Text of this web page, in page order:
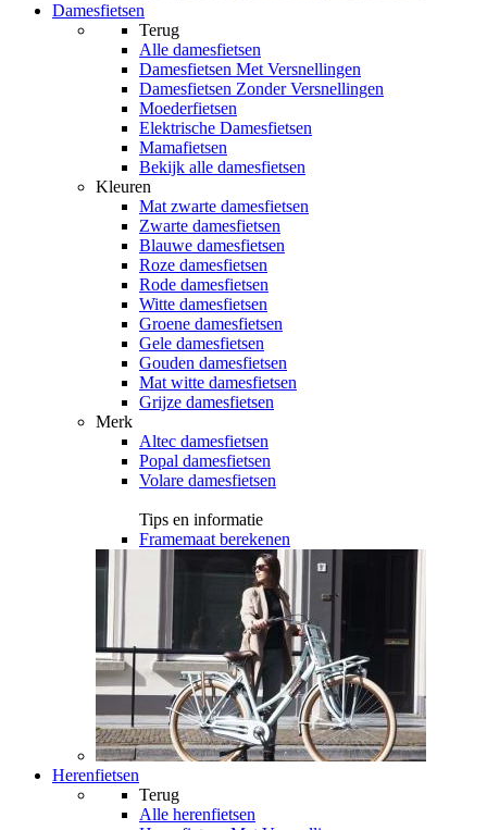
Damesfietsen
Terug
Alle damesfietsen
Damesfietsen Met Versnellingen
Damesfietsen Zonder Versnellingen
Moederfietsen
Elektrische Damesfietsen
Mamafietsen
Bekijk alle damesfietsen
Kleuren
Mat zwarte damesfietsen
Zwarte damesfietsen
Blauwe damesfietsen
Roze damesfietsen
Rode damesfietsen
Witte damesfietsen
Groene damesfietsen
Gele damesfietsen
Gouden damesfietsen
Mat witte damesfietsen
Grijze damesfietsen
Merk
Altec damesfietsen
Popal damesfietsen
Volare damesfietsen
Tips en informatie
Framemaat berekenen
Herenfietsen
Terug
Alle herenfietsen